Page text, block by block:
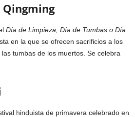
Qingming
Día de Limpieza, Día de Tumbas o Día
en la que se ofrecen sacrificios a los
tumbas de los muertos. Se celebra
hinduista de primavera celebrado en